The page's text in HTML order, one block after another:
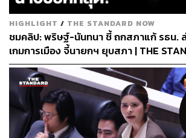
HIGHLIGHT / THE STANDARD NOW
ชมคลิป: พริษฐ์-นันทนา ชี้ ถกสภาแก้ รธน.
เกมการเมือง จี้นายกฯ ยุบสภา | THE